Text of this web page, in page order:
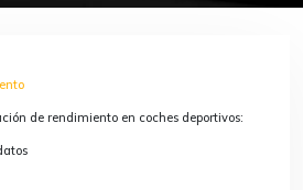
de rendimiento en coches deportivos: